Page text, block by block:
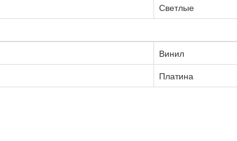
Светлые
Винил
Платина